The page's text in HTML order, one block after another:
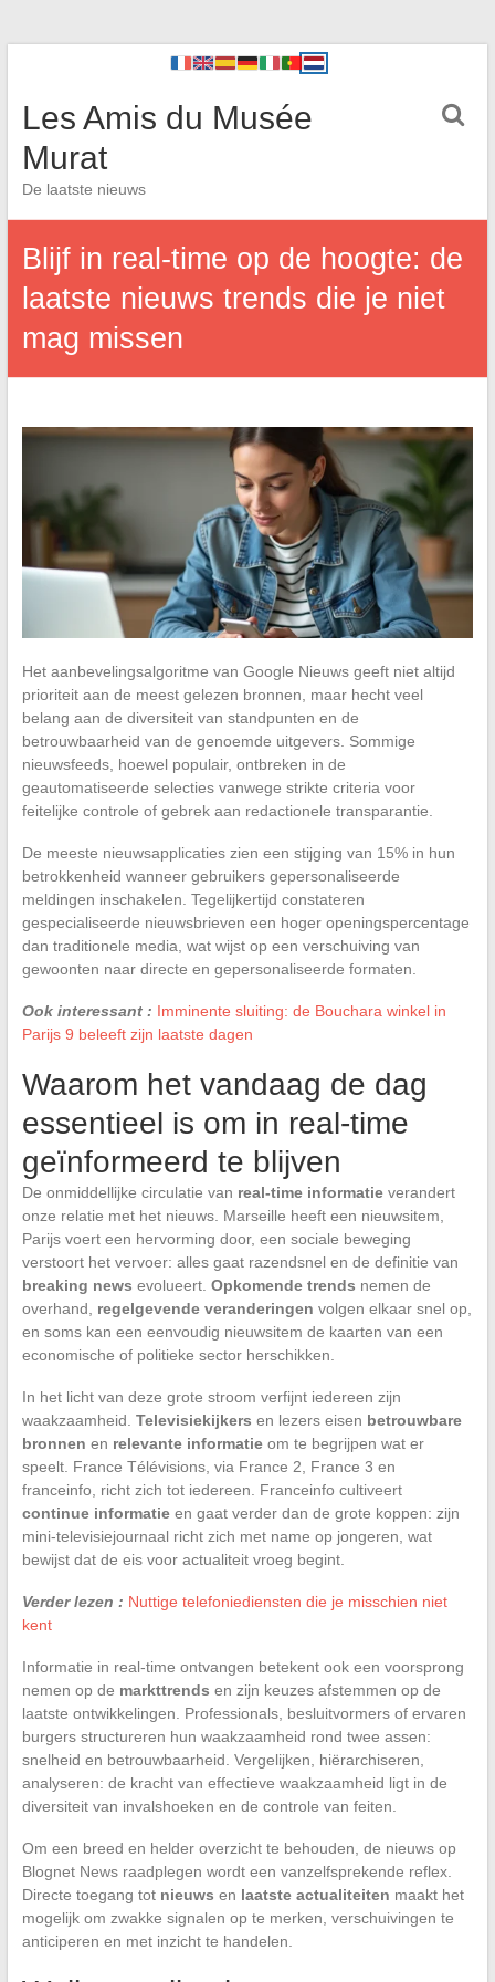
Les Amis du Musée
Murat
De laatste nieuws
Blijf in real-time op de hoogte: de
laatste nieuws trends die je niet
mag missen
Het aanbevelingsalgoritme van Google Nieuws geeft niet altijd
prioriteit aan de meest gelezen bronnen, maar hecht veel
belang aan de diversiteit van standpunten en de
betrouwbaarheid van de genoemde uitgevers. Sommige
nieuwsfeeds, hoewel populair, ontbreken in de
geautomatiseerde selecties vanwege strikte criteria voor
feitelijke controle of gebrek aan redactionele transparantie.
De meeste nieuwsapplicaties zien een stijging van 15% in hun
betrokkenheid wanneer gebruikers gepersonaliseerde
meldingen inschakelen. Tegelijkertijd constateren
gespecialiseerde nieuwsbrieven een hoger openingspercentage
dan traditionele media, wat wijst op een verschuiving van
gewoonten naar directe en gepersonaliseerde formaten.
Ook interessant : Imminente sluiting: de Bouchara winkel in
Parijs 9 beleeft zijn laatste dagen
Waarom het vandaag de dag
essentieel is om in real-time
geïnformeerd te blijven
De onmiddellijke circulatie van real-time informatieverandert
onze relatie met het nieuws. Marseille heeft een nieuwsitem,
Parijs voert een hervorming door, een sociale beweging
verstoort het vervoer: alles gaat razendsnel en de definitie van
breaking news evolueert. Opkomende trends nemen de
overhand, regelgevende veranderingen volgen elkaar snel op,
en soms kan een eenvoudig nieuwsitem de kaarten van een
economische of politieke sector herschikken.
In het licht van deze grote stroom verfijnt iedereen zijn
waakzaamheid. Televisiekijkers en lezers eisen betrouwbare
bronnen en relevante informatieom te begrijpen wat er
speelt. France Télévisions, via France 2, France 3 en
franceinfo, richt zich tot iedereen. Franceinfo cultiveert
continue informatieen gaat verder dan de grote koppen: zijn
mini-televisiejournaal richt zich met name op jongeren, wat
bewijst dat de eis voor actualiteit vroeg begint.
Verder lezen : Nuttige telefoniediensten die je misschien niet
kent
Informatie in real-time ontvangen betekent ook een voorsprong
nemen op de markttrends en zijn keuzes afstemmen op de
laatste ontwikkelingen. Professionals, besluitvormers of ervaren
burgers structureren hun waakzaamheid rond twee assen:
snelheid en betrouwbaarheid. Vergelijken, hiërarchiseren,
analyseren: de kracht van effectieve waakzaamheid ligt in de
diversiteit van invalshoeken en de controle van feiten.
Om een breed en helder overzicht te behouden, de nieuws op
Blognet News raadplegen wordt een vanzelfsprekende reflex.
Directe toegang tot nieuws en laatste actualiteiten maakt het
mogelijk om zwakke signalen op te merken, verschuivingen te
anticiperen en met inzicht te handelen.